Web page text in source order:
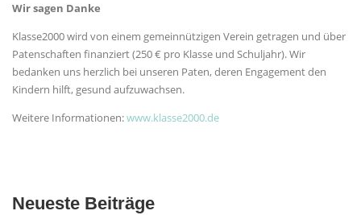
Wir sagen Danke
Klasse2000 wird von einem gemeinnützigen Verein getragen und über
Patenschaften finanziert (250 € pro Klasse und Schuljahr). Wir
bedanken uns herzlich bei unseren Paten, deren Engagement den
Kindern hilft, gesund aufzuwachsen.
Weitere Informationen:www.klasse2000.de
Neueste Beiträge